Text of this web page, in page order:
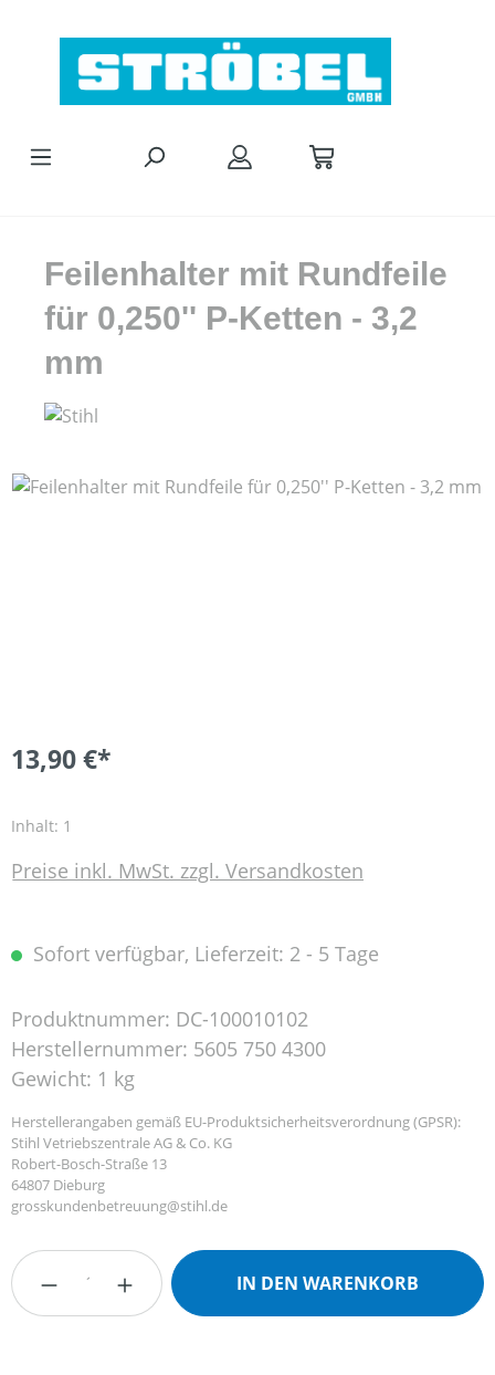
Feilenhalter mit Rundfeile
für 0,250'' P-Ketten - 3,2
mm
Bildergalerie überspringen
13,90 €*
Inhalt: 1
Preise inkl. MwSt. zzgl. Versandkosten
Sofort verfügbar, Lieferzeit: 2 - 5 Tage
Produktnummer: DC-100010102
Herstellernummer: 5605 750 4300
Gewicht: 1 kg
Herstellerangaben gemäß EU-Produktsicherheitsverordnung (GPSR):
Stihl Vetriebszentrale AG & Co. KG
Robert-Bosch-Straße 13
64807 Dieburg
grosskundenbetreuung@stihl.de
Produkt Anzahl: Gib den gewünschten
IN DEN WARENKORB